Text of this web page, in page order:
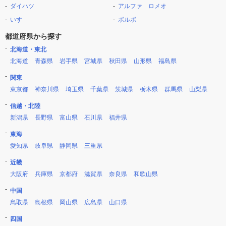
ダイハツ
いすゞ
アルファ ロメオ
ボルボ
都道府県から探す
北海道・東北
北海道
青森県 岩手県 宮城県 秋田県 山形県 福島県
関東
東京都
神奈川県 埼玉県 千葉県 茨城県 栃木県 群馬県 山梨県
信越・北陸
新潟県
長野県 富山県 石川県 福井県
東海
愛知県
岐阜県 静岡県 三重県
近畿
大阪府
兵庫県 京都府 滋賀県 奈良県 和歌山県
中国
鳥取県
島根県 岡山県 広島県 山口県
四国